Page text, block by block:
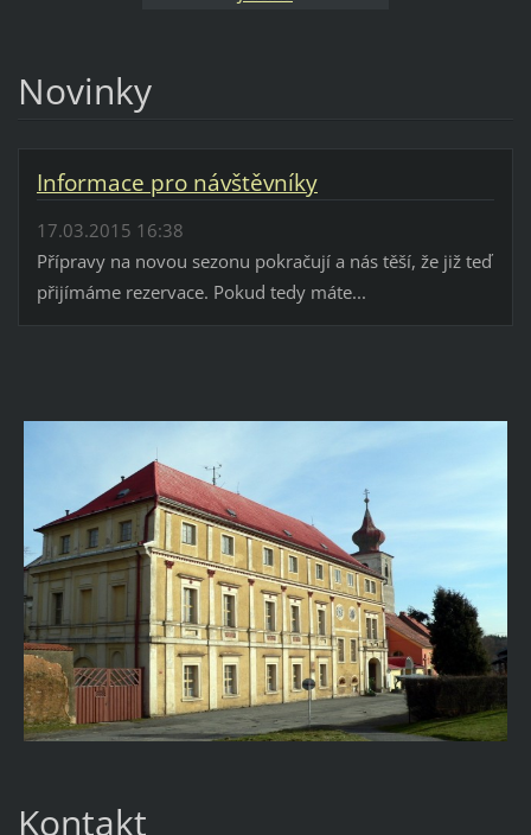
Novinky
Informace pro návštěvníky
17.03.2015 16:38
Přípravy na novou sezonu pokračují a nás těší, že již teď
přijímáme rezervace. Pokud tedy máte...
Kontakt